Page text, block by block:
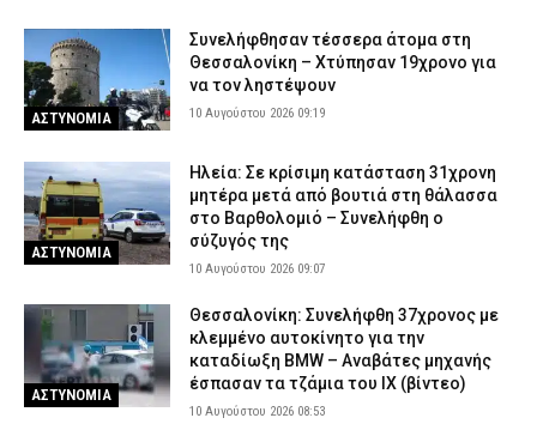
ΑΣΤΥΝΟΜΙΑ
Συνελήφθησαν τέσσερα άτομα στη
Θεσσαλονίκη – Χτύπησαν 19χρονο για
να τον ληστέψουν
10 Αυγούστου 2026 09:19
ΑΣΤΥΝΟΜΙΑ
Ηλεία: Σε κρίσιμη κατάσταση 31χρονη
μητέρα μετά από βουτιά στη θάλασσα
στο Βαρθολομιό – Συνελήφθη ο
σύζυγός της
10 Αυγούστου 2026 09:07
ΑΣΤΥΝΟΜΙΑ
Θεσσαλονίκη: Συνελήφθη 37χρονος με
κλεμμένο αυτοκίνητο για την
καταδίωξη BMW – Αναβάτες μηχανής
έσπασαν τα τζάμια του ΙΧ (βίντεο)
10 Αυγούστου 2026 08:53